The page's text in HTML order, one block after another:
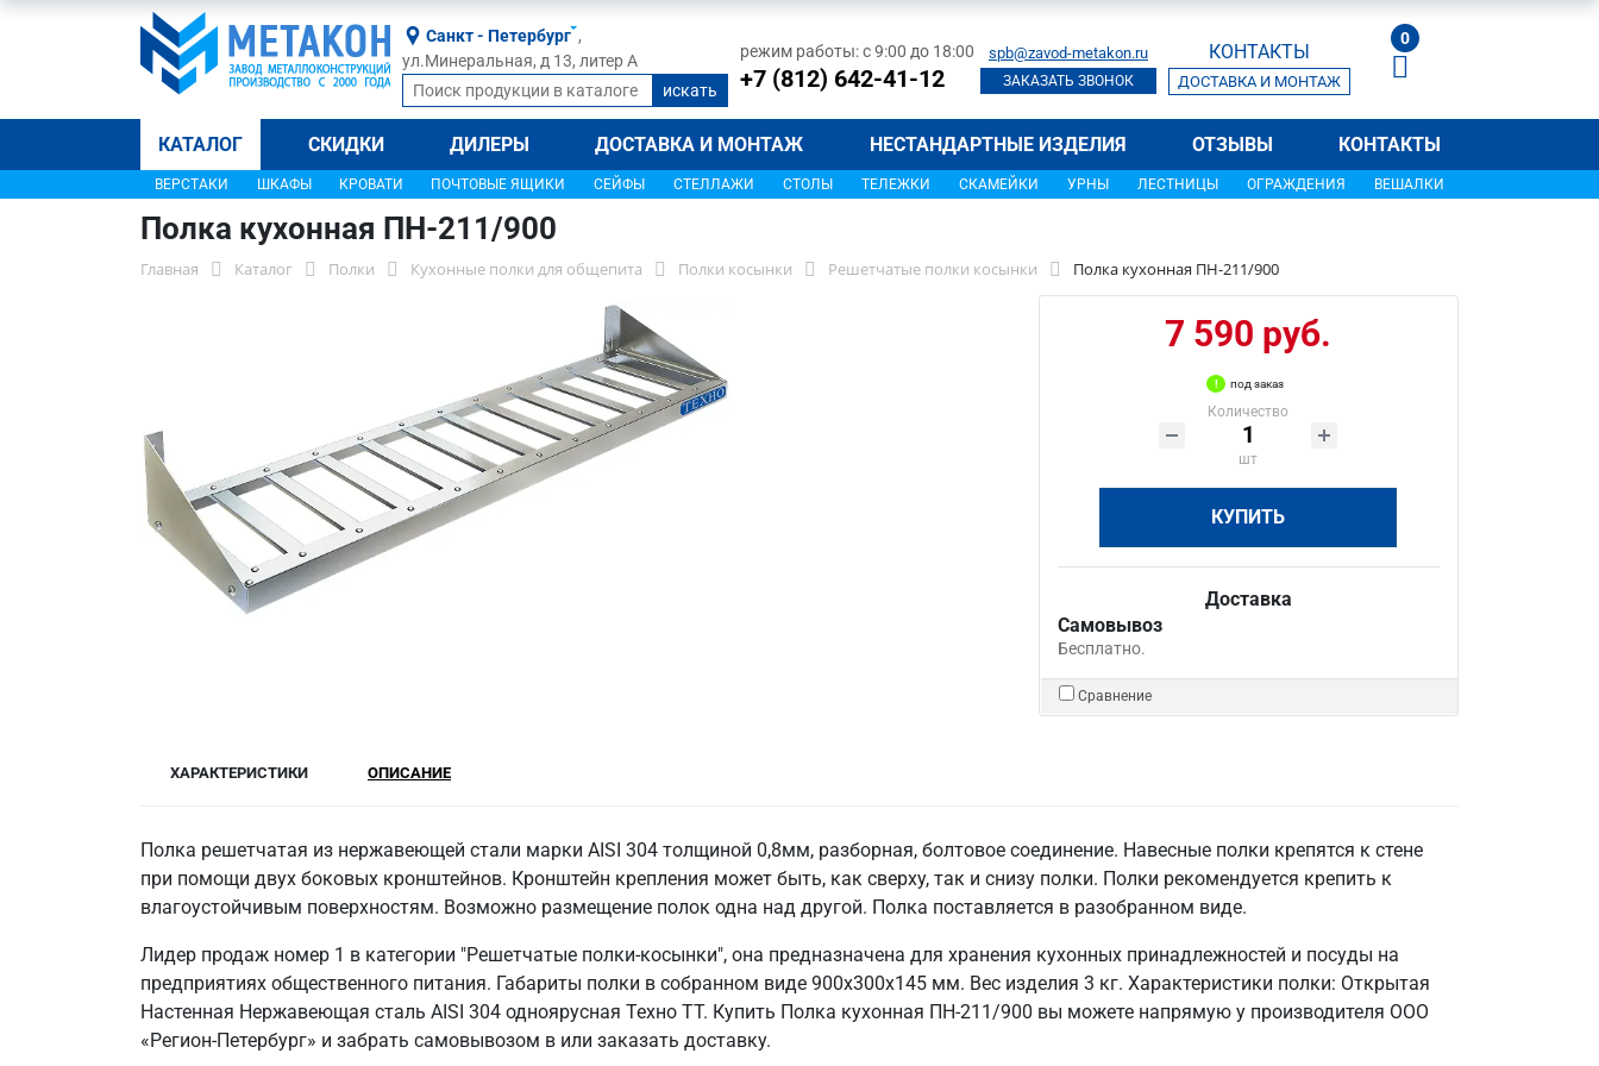
Санкт - Петербург ,
ул.Минеральная, д 13, литер А
режим работы: с 9:00 до 18:00
+7 (812) 642-41-12
spb@zavod-metakon.ru
ЗАКАЗАТЬ ЗВОНОК
КОНТАКТЫ
ДОСТАВКА И МОНТАЖ
0
КАТАЛОГ СКИДКИ ДИЛЕРЫ ДОСТАВКА И МОНТАЖ НЕСТАНДАРТНЫЕ ИЗДЕЛИЯ ОТЗЫВЫ КОНТАКТЫ
ВЕРСТАКИ ШКАФЫ КРОВАТИ ПОЧТОВЫЕ ЯЩИКИ СЕЙФЫ СТЕЛЛАЖИ СТОЛЫ ТЕЛЕЖКИ СКАМЕЙКИ УРНЫ ЛЕСТНИЦЫ ОГРАЖДЕНИЯ ВЕШАЛКИ
Полка кухонная ПН-211/900
Главная Каталог Полки Кухонные полки для общепита Полки косынки Решетчатые полки косынки Полка кухонная ПН-211/900
7 590 руб.
под заказ
Количество
шт
КУПИТЬ
Доставка
Самовывоз
Бесплатно.
Сравнение
ХАРАКТЕРИСТИКИ ОПИСАНИЕ
Полка решетчатая из нержавеющей стали марки AISI 304 толщиной 0,8мм, разборная, болтовое соединение. Навесные полки крепятся к стене
при помощи двух боковых кронштейнов. Кронштейн крепления может быть, как сверху, так и снизу полки. Полки рекомендуется крепить к
влагоустойчивым поверхностям. Возможно размещение полок одна над другой. Полка поставляется в разобранном виде.
Лидер продаж номер 1 в категории "Решетчатые полки-косынки", она предназначена для хранения кухонных принадлежностей и посуды на
предприятиях общественного питания. Габариты полки в собранном виде 900х300х145 мм. Вес изделия 3 кг. Характеристики полки: Открытая
Настенная Нержавеющая сталь AISI 304 одноярусная Техно ТТ. Купить Полка кухонная ПН-211/900 вы можете напрямую у производителя ООО
«Регион-Петербург» и забрать самовывозом в или заказать доставку.